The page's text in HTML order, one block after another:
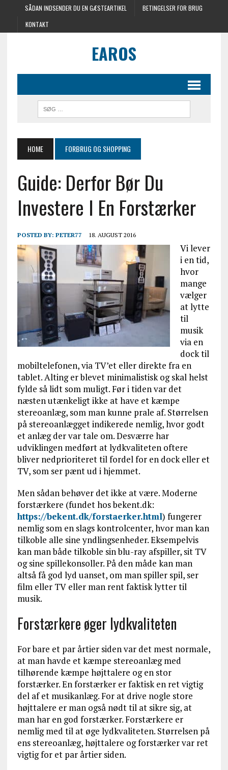
SÅDAN INDSENDER DU EN GÆSTEARTIKEL
BETINGELSER FOR BRUG
KONTAKT
EAROS
HOME FORBRUG OG SHOPPING
Guide: Derfor Bør Du
Investere I En Forstærker
POSTED BY: PETER77 18. AUGUST 2016
Vi lever
i en tid,
hvor
mange
vælger
at lytte
til
musik
via en
dock til
mobiltelefonen, via TV’et eller direkte fra en
tablet. Alting er blevet minimalistisk og skal helst
fylde så lidt som muligt. Før i tiden var det
næsten utænkeligt ikke at have et kæmpe
stereoanlæg, som man kunne prale af. Størrelsen
på stereoanlægget indikerede nemlig, hvor godt
et anlæg der var tale om. Desværre har
udviklingen medført at lydkvaliteten oftere
bliver nedprioriteret til fordel for en dock eller et
TV, som ser pænt ud i hjemmet.
Men sådan behøver det ikke at være. Moderne
forstærkere (fundet hos bekent.dk:
https://bekent.dk/forstaerker.html) fungerer
nemlig som en slags kontrolcenter, hvor man kan
tilkoble alle sine yndlingsenheder. Eksempelvis
kan man både tilkoble sin blu-ray afspiller, sit TV
og sine spillekonsoller. På den måde kan man
altså få god lyd uanset, om man spiller spil, ser
film eller TV eller man rent faktisk lytter til
musik.
Forstærkere øger lydkvaliteten
For bare et par årtier siden var det mest normale,
at man havde et kæmpe stereoanlæg med
tilhørende kæmpe højttalere og en stor
forstærker. En forstærker er faktisk en ret vigtig
del af et musikanlæg. For at drive nogle store
højttalere er man også nødt til at sikre sig, at
man har en god forstærker. Forstærkere er
nemlig med til at øge lydkvaliteten. Størrelsen på
ens stereoanlæg, højttalere og forstærker var ret
vigtig for et par årtier siden.